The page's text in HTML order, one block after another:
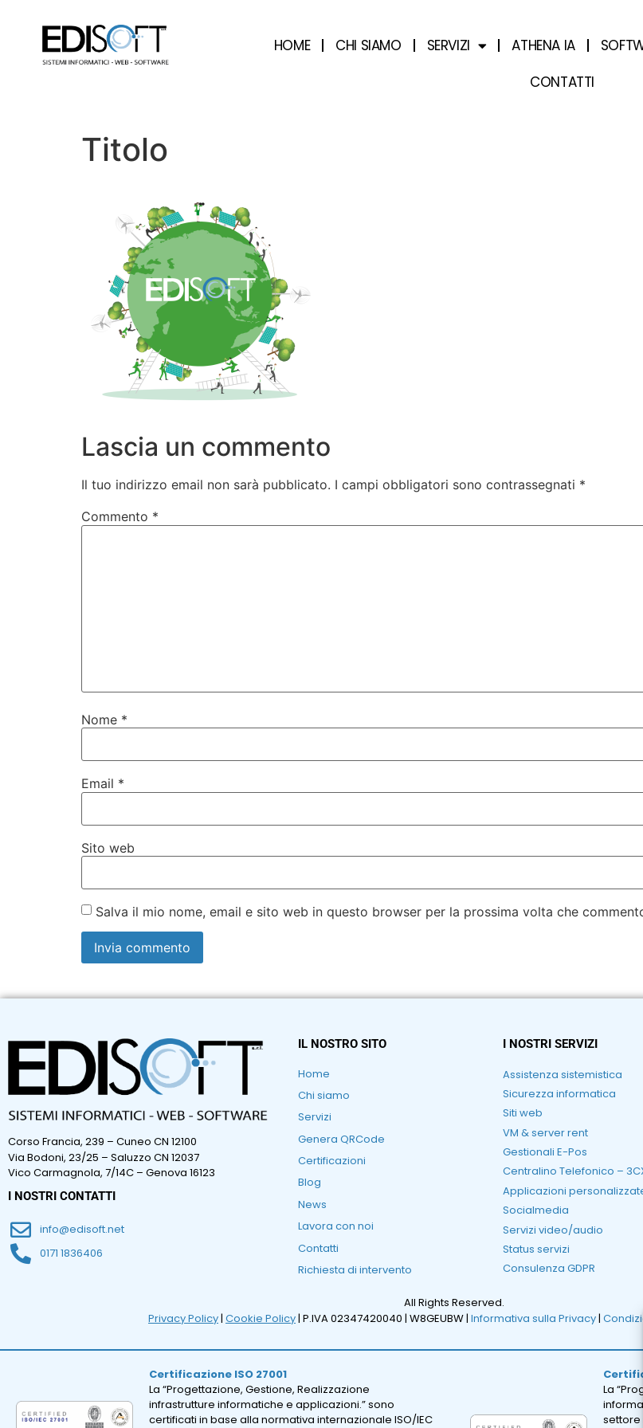
HOME CHI SIAMO SERVIZI ATHENA IA
CONTATTI
Titolo
Lascia un commento
Il tuo indirizzo email non sarà pubblicato. I campi obbligatori sono contrassegnati *
Commento *
Nome *
Email *
Sito web
Salva il mio nome, email e sito web in questo browser per la prossima volta che
Corso Francia, 239 – Cuneo CN 12100
Via Bodoni, 23/25 – Saluzzo CN 12037
Vico Carmagnola, 7/14C – Genova 16123
I NOSTRI CONTATTI
info@edisoft.net
0171 1836406
IL NOSTRO SITO
Home
Chi siamo
Servizi
Genera QRCode
Certificazioni
Blog
News
Lavora con noi
Contatti
Richiesta di intervento
I NOSTRI SERVIZI
Assistenza sistemistica
Sicurezza informatica
Siti web
VM & server rent
Gestionali E-Pos
Centralino Telefonico –
Applicazioni
Socialmedia
Servizi video/audio
Status servizi
Consulenza GDPR
All Rights Reserved.
Privacy Policy| Cookie Policy| P.IVA 02347420040 | W8GEUBW | Informativa sulla Privacy|
Certificazione ISO 27001
La “Progettazione, Gestione, Realizzazione
infrastrutture informatiche e applicazioni.” sono
certificati in base alla normativa internazionale ISO/IEC
La
settore